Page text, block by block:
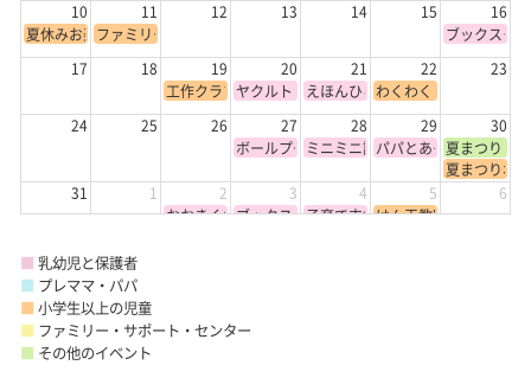
10
11 12 13 14 15
16
夏休みお楽しみ会ファミリーDAY
ブックスタ
17
18 19 20 21 22
23
工作クラブ（Bグループ）
ヤクルトさんのおなかげんき教室
えほんひろばわくわく・どきどき
24
25 26 27 28 29
30
ボールプールの日（8月）
ミニミニ誕生会（8月）
パパとあそぼう（1歳以
夏まつり
夏まつりボ
31
1 2 3 4 5
6
おおきくなったかな
ブックスタート子育て支援コンシェルジュさんに
けん玉教室
■ 乳幼児と保護者
■ プレママ・パパ
■ 小学生以上の児童
■ ファミリー・サポート・センター
■ その他のイベント